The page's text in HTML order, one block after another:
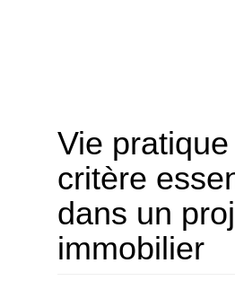
Vie
critère
dans un
immobilier